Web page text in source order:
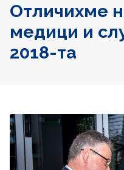
Отличихме
медици и
2018-та